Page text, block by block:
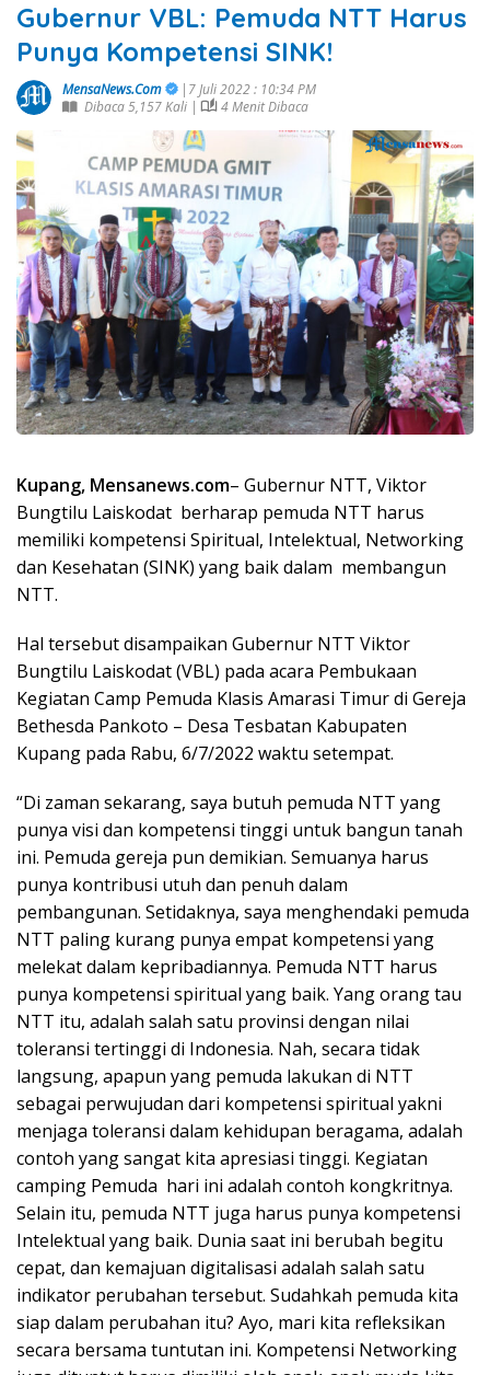
Gubernur VBL: Pemuda NTT Harus
Punya Kompetensi SINK!
MensaNews.Com
|7 Juli 2022 : 10:34 PM
Dibaca 5,157 Kali |
4 Menit Dibaca
Kupang, Mensanews.com– Gubernur NTT, Viktor
Bungtilu Laiskodat berharap pemuda NTT harus
memiliki kompetensi Spiritual, Intelektual, Networking
dan Kesehatan (SINK) yang baik dalam membangun
NTT.
Hal tersebut disampaikan Gubernur NTT Viktor
Bungtilu Laiskodat (VBL) pada acara Pembukaan
Kegiatan Camp Pemuda Klasis Amarasi Timur di Gereja
Bethesda Pankoto – Desa Tesbatan Kabupaten
Kupang pada Rabu, 6/7/2022 waktu setempat.
“Di zaman sekarang, saya butuh pemuda NTT yang
punya visi dan kompetensi tinggi untuk bangun tanah
ini. Pemuda gereja pun demikian. Semuanya harus
punya kontribusi utuh dan penuh dalam
pembangunan. Setidaknya, saya menghendaki pemuda
NTT paling kurang punya empat kompetensi yang
melekat dalam kepribadiannya. Pemuda NTT harus
punya kompetensi spiritual yang baik. Yang orang tau
NTT itu, adalah salah satu provinsi dengan nilai
toleransi tertinggi di Indonesia. Nah, secara tidak
langsung, apapun yang pemuda lakukan di NTT
sebagai perwujudan dari kompetensi spiritual yakni
menjaga toleransi dalam kehidupan beragama, adalah
contoh yang sangat kita apresiasi tinggi. Kegiatan
camping Pemuda hari ini adalah contoh kongkritnya.
Selain itu, pemuda NTT juga harus punya kompetensi
Intelektual yang baik. Dunia saat ini berubah begitu
cepat, dan kemajuan digitalisasi adalah salah satu
indikator perubahan tersebut. Sudahkah pemuda kita
siap dalam perubahan itu? Ayo, mari kita refleksikan
secara bersama tuntutan ini. Kompetensi Networking